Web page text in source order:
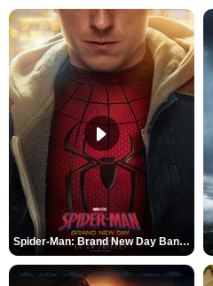
Spider-Man: Brand New Day Bande-annonce VO STFR